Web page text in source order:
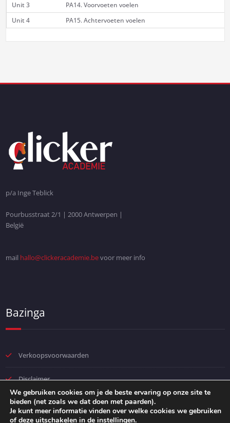
Unit 3
PA14. Voorvoeten voelen
Unit 4
PA15. Achtervoeten voelen
p/a Inge Teblick
Pourbusstraat 2/1 | 2000 Antwerpen |
België
mail hallo@clickeracademie.bevoor meer info
Bazinga
Verkoopsvoorwaarden
Disclaimer
Privacybeleid
We gebruiken cookies om je de beste ervaring op onze site te
bieden (net zoals we dat doen met paarden).
Je kunt meer informatie vinden over welke cookies we gebruiken
of deze uitschakelen in de instellingen.